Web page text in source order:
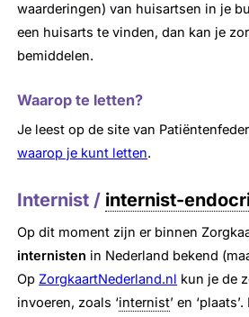
waarderingen) van huisartsen in je
een huisarts te vinden, dan kan je
bemiddelen.
Waarop te letten?
Je leest op de site van
waarop je kunt letten.
Internist / internist-
Op dit moment zijn er binnen
internisten in Nederland bekend
Op ZorgkaartNederland.nl kun je de
invoeren, zoals ‘internist’ en